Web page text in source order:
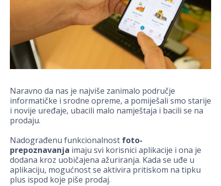
Naravno da nas je najviše zanimalo područje
informatičke i srodne opreme, a pomiješali smo starije
i novije uređaje, ubacili malo namještaja i bacili se na
prodaju.
Nadograđenu funkcionalnost foto-
prepoznavanja imaju svi korisnici aplikacije i ona je
dodana kroz uobičajena ažuriranja. Kada se uđe u
aplikaciju, mogućnost se aktivira pritiskom na tipku
plus ispod koje piše prodaj.